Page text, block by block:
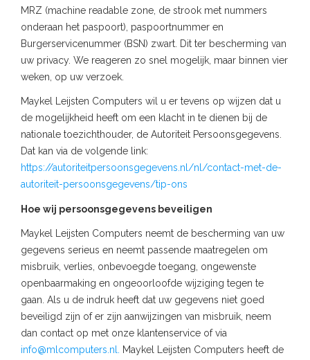
MRZ (machine readable zone, de strook met nummers
onderaan het paspoort), paspoortnummer en
Burgerservicenummer (BSN) zwart. Dit ter bescherming van
uw privacy. We reageren zo snel mogelijk, maar binnen vier
weken, op uw verzoek.
Maykel Leijsten Computers wil u er tevens op wijzen dat u
de mogelijkheid heeft om een klacht in te dienen bij de
nationale toezichthouder, de Autoriteit Persoonsgegevens.
Dat kan via de volgende link:
https://autoriteitpersoonsgegevens.nl/nl/contact-met-de-
autoriteit-persoonsgegevens/tip-ons
Hoe wij persoonsgegevens beveiligen
Maykel Leijsten Computers neemt de bescherming van uw
gegevens serieus en neemt passende maatregelen om
misbruik, verlies, onbevoegde toegang, ongewenste
openbaarmaking en ongeoorloofde wijziging tegen te
gaan. Als u de indruk heeft dat uw gegevens niet goed
beveiligd zijn of er zijn aanwijzingen van misbruik, neem
dan contact op met onze klantenservice of via
info@mlcomputers.nl
Maykel Leijsten Computers heeft de